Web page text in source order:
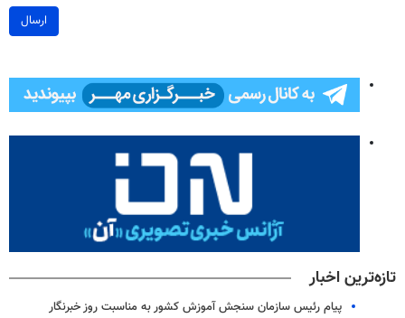
ارسال
تازه‌ترین اخبار
پیام رئیس سازمان سنجش آموزش کشور به مناسبت روز خبرنگار